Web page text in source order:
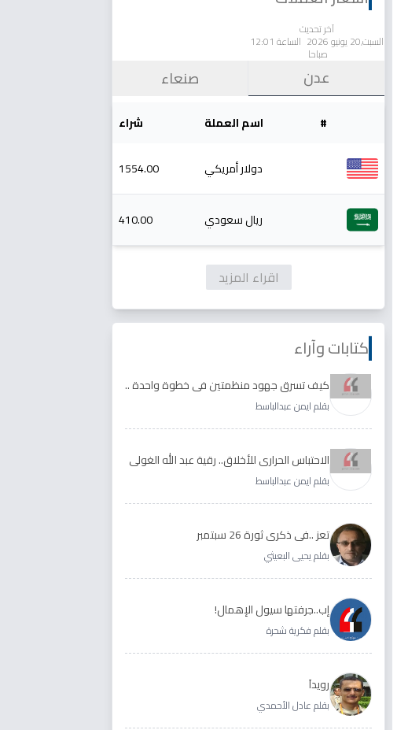
آخر تحديث
السبت,20 يونيو 2026 الساعة 12:01
صباحا
عدن صنعاء
# اسم العملة شراء
دولار أمريكي 1554.00
ريال سعودي 410.00
اقراء المزيد
كتابات وآراء
كيف تسرق جهود منظمتين في خطوة واحدة ..
الأجابة لدى رقية عبد الله الغولي وغدير طيره
بقلم ايمن عبدالباسط
الاحتباس الحراري للأخلاق.. رقية عبد الله الغولي
وغدير طيره نموذجا
بقلم ايمن عبدالباسط
تعز ..في ذكرى ثورة 26 سبتمبر
بقلم يحيى البعيثي
إب..جرفتها سيول الإهمال!
بقلم فكرية شحرة
رويداَ
بقلم عادل الأحمدي